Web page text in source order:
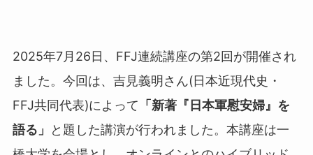
2025年7月26日、FFJ連続講座の第2回が開催され
ました。今回は、吉見義明さん(日本近現代史・
FFJ共同代表)によって 「新著『日本軍慰安婦』を
語る」
と題した講演が行われました。本講座は一